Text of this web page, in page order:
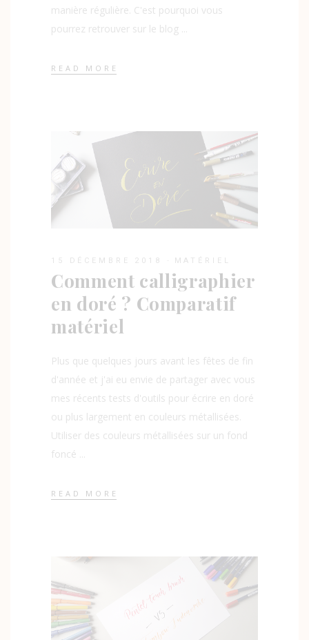
manière régulière. C'est pourquoi vous
pourrez retrouver sur le blog
READ MORE
15 DÉCEMBRE 2018 MATÉRIEL
Comment calligraphier
en doré ? Comparatif
matériel
Plus que quelques jours avant les fêtes de fin
d'année et j'ai eu envie de partager avec vous
mes récents tests d'outils pour écrire en doré
ou plus largement en couleurs métallisées.
Utiliser des couleurs métallisées sur un fond
foncé
READ MORE